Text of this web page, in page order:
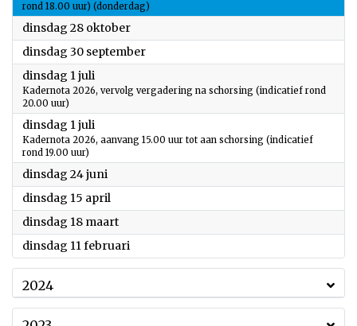
rond 18.00 uur) (donderdag)
dinsdag 28 oktober2025
dinsdag 30 september2025
dinsdag 1 juli
Kadernota 2026, vervolg vergadering na schorsing (indicatief rond
20.00 uur)
dinsdag 1 juli
Kadernota 2026, aanvang 15.00 uur tot aan schorsing (indicatief
rond 19.00 uur)
dinsdag 24 juni
dinsdag 15 april
dinsdag 18 maart2025
dinsdag 11 februari
2024